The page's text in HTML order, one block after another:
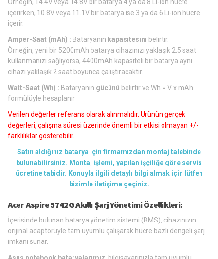
Örneğin, 14.4V veya 14.8V bir batarya 4 ya da 8 Li-ion hücre
içerirken, 10.8V veya 11.1V bir batarya ise 3 ya da 6 Li-ion hücre
içerir.
Amper-Saat (mAh) : Bataryanın kapasitesini belirtir.
Örneğin, yeni bir 5200mAh batarya cihazınızı yaklaşık 2.5 saat
kullanmanızı sağlıyorsa, 4400mAh kapasiteli bir batarya aynı
cihazı yaklaşık 2 saat boyunca çalıştıracaktır.
Watt-Saat (Wh) : Bataryanın gücünü belirtir ve Wh = V x mAh
formülüyle hesaplanır
Verilen değerler referans olarak alınmalıdır. Ürünün gerçek
değerleri, çalışma süresi üzerinde önemli bir etkisi olmayan +/-
farklılıklar gösterebilir.
Satın aldığınız batarya için firmamızdan montaj talebinde
bulunabilirsiniz. Montaj işlemi, yapılan işçiliğe göre servis
ücretine tabidir. Konuyla ilgili detaylı bilgi almak için lütfen
bizimle iletişime geçiniz.
Acer Aspire 5742G Akıllı Şarj Yönetimi Özellikleri:
İçerisinde bulunan batarya yönetim sistemi (BMS), cihazınızın
orijinal adaptörüyle tam uyumlu çalışarak hücre bazlı dengeli şarj
imkanı sunar.